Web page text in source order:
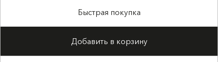
Быстрая покупка
Добавить в корзину